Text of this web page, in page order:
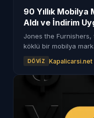
90 Yıllık Mobilya
Aldı ve İndirim
Jones the Furnishers,
köklü bir mobilya
DÖVIZ Kapalicarsi.net